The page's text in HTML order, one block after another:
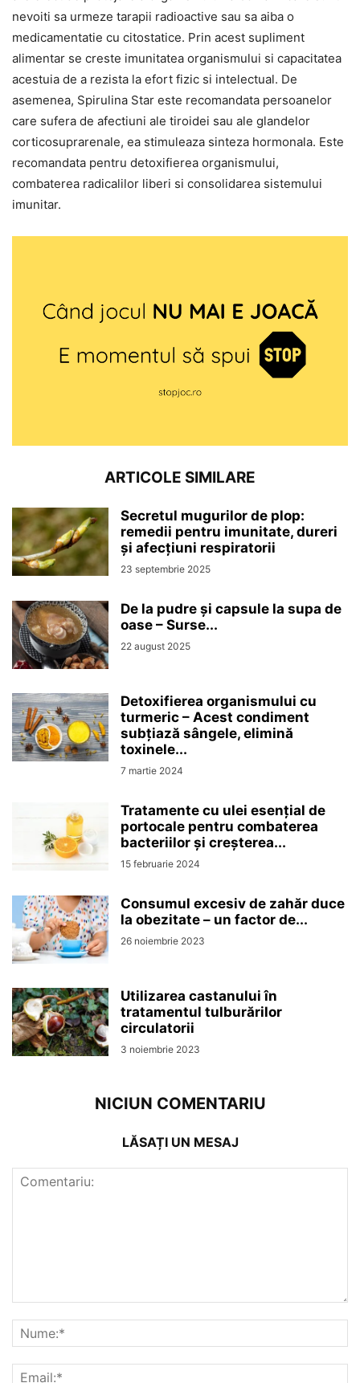
nevoiti sa urmeze tarapii radioactive sau sa aiba o
medicamentatie cu citostatice. Prin acest supliment
alimentar se creste imunitatea organismului si capacitatea
acestuia de a rezista la efort fizic si intelectual. De
asemenea, Spirulina Star este recomandata persoanelor
care sufera de afectiuni ale tiroidei sau ale glandelor
corticosuprarenale, ea stimuleaza sinteza hormonala. Este
recomandata pentru detoxifierea organismului,
combaterea radicalilor liberi si consolidarea sistemului
imunitar.
ARTICOLE SIMILARE
Secretul mugurilor de plop:
remedii pentru imunitate, dureri
și afecțiuni respiratorii
23 septembrie 2025
De la pudre și capsule la supa de
oase – Surse...
22 august 2025
Detoxifierea organismului cu
turmeric – Acest condiment
subțiază sângele, elimină
toxinele...
7 martie 2024
Tratamente cu ulei esențial de
portocale pentru combaterea
bacteriilor și creșterea...
15 februarie 2024
Consumul excesiv de zahăr duce
la obezitate – un factor de...
26 noiembrie 2023
Utilizarea castanului în
tratamentul tulburărilor
circulatorii
3 noiembrie 2023
NICIUN COMENTARIU
LĂSAȚI UN MESAJ